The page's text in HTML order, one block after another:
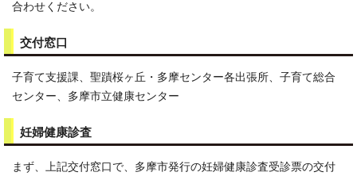
合わせください。
交付窓口
子育て支援課、聖蹟桜ヶ丘・多摩センター各出張所、子育て総合
センター、多摩市立健康センター
妊婦健康診査
まず、上記交付窓口で、多摩市発行の妊婦健康診査受診票の交付